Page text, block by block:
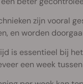
zijn vooral
en worden
is essentieel bij
een week